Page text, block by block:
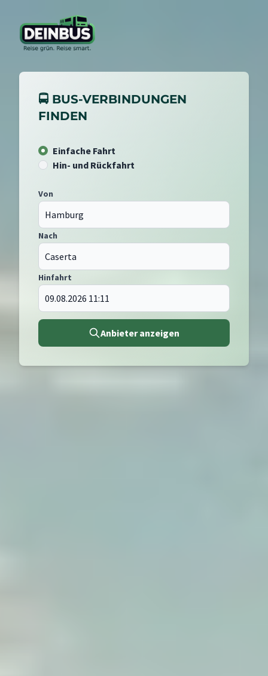
🚍 BUS-VERBINDUNGEN
FINDEN
Einfache Fahrt
Hin- und Rückfahrt
Von
Nach
Hinfahrt
Anbieter anzeigen